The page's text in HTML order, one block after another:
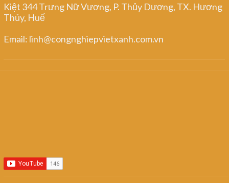
Kiệt 344 Trưng Nữ Vương, P. Thủy Dương, TX. Hương
Thủy, Huế
Email: linh@congnghiepvietxanh.com.vn